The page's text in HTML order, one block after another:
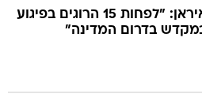
איראן: "לפחות 15 הרוגים בפיגוע
בדרום המדינה"